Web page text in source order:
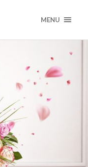
MENU